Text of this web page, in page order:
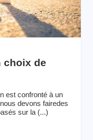
choix de
est confronté à un
devons fairedes
sur la (...)